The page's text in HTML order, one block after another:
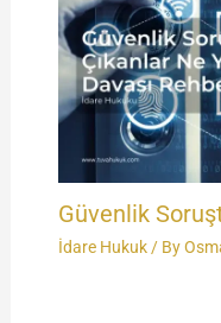
Güvenlik
İdare Hukuk/ By